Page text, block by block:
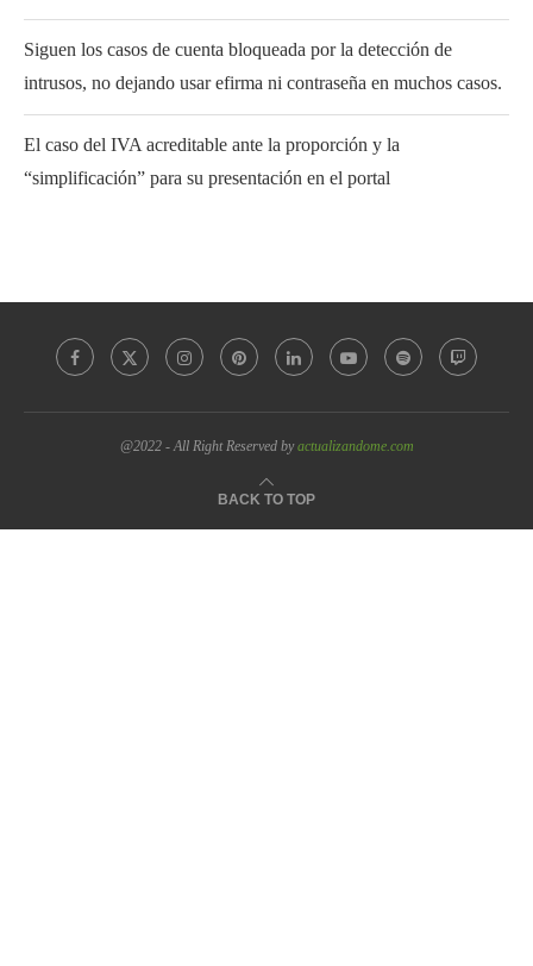
Siguen los casos de cuenta bloqueada por la detección de
intrusos, no dejando usar efirma ni contraseña en muchos casos.
El caso del IVA acreditable ante la proporción y la
“simplificación” para su presentación en el portal
@2022 - All Right Reserved byactualizandome.com
BACK TO TOP